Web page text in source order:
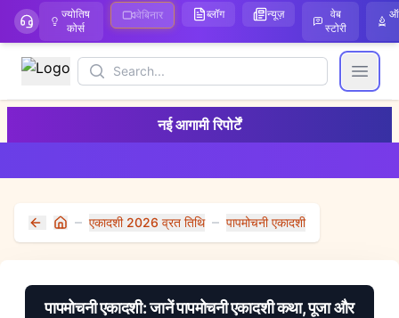
ज्योतिष
कोर्स
वेबिनार ब्लॉग न्यूज़
वेब
स्टोरी
Search
Open
नई आगामी रिपोर्टें
Home एकादशी 2026 व्रत तिथि पापमोचनी एकादशी
पापमोचनी एकादशी: जानें पापमोचनी एकादशी कथा, पूजा और